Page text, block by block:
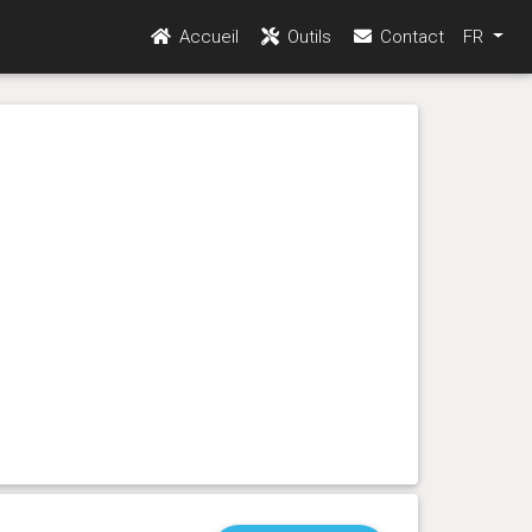
Accueil Outils Contact FR